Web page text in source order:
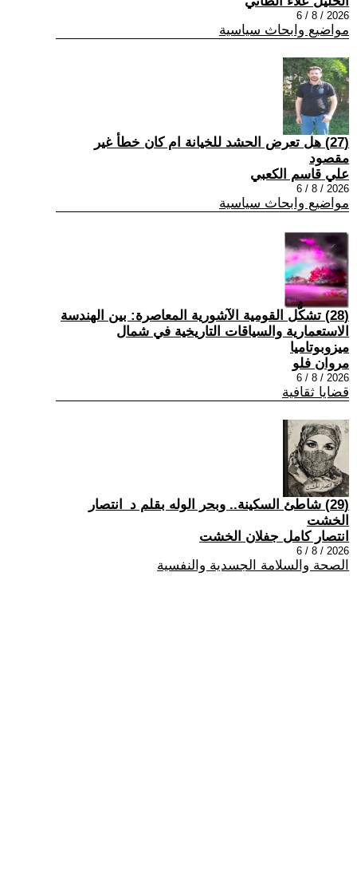
2026 / 8 / 6
مواضيع وابحاث سياسية
(27) هل تعرض الحشد للخيانة ام كان خطأ غير
مقصود
علي قاسم الكعبي
2026 / 8 / 6
مواضيع وابحاث سياسية
(28) تشكُّل القومية الآشورية المعاصرة: بين الهندسة
الاستعمارية والسياقات التاريخية في شمال
ميزوبوتاميا
مروان فلو
2026 / 8 / 6
قضايا ثقافية
(29) شاطئ السكينة.. وبحر الوله بقلم د_انتصار
الخشت
انتصار كامل جفلان الخشت
2026 / 8 / 6
الصحة والسلامة الجسدية والنفسية